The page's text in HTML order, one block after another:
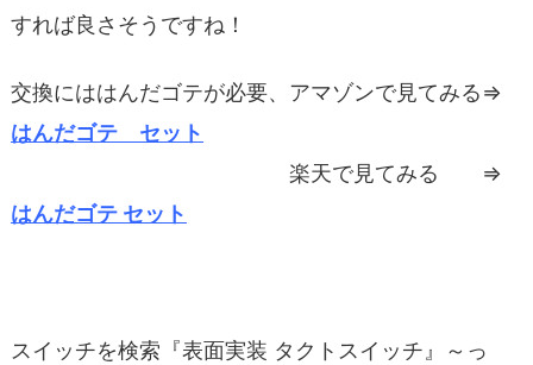
すれば良さそうですね！
交換にははんだゴテが必要、アマゾンで見てみる⇒
はんだゴテ セット
楽天で見てみる ⇒
はんだゴテ セット
スイッチを検索『表面実装 タクトスイッチ』～っ